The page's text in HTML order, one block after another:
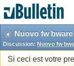
Nuovo fw
Discussion: Nuovo fw
Si ceci est votre